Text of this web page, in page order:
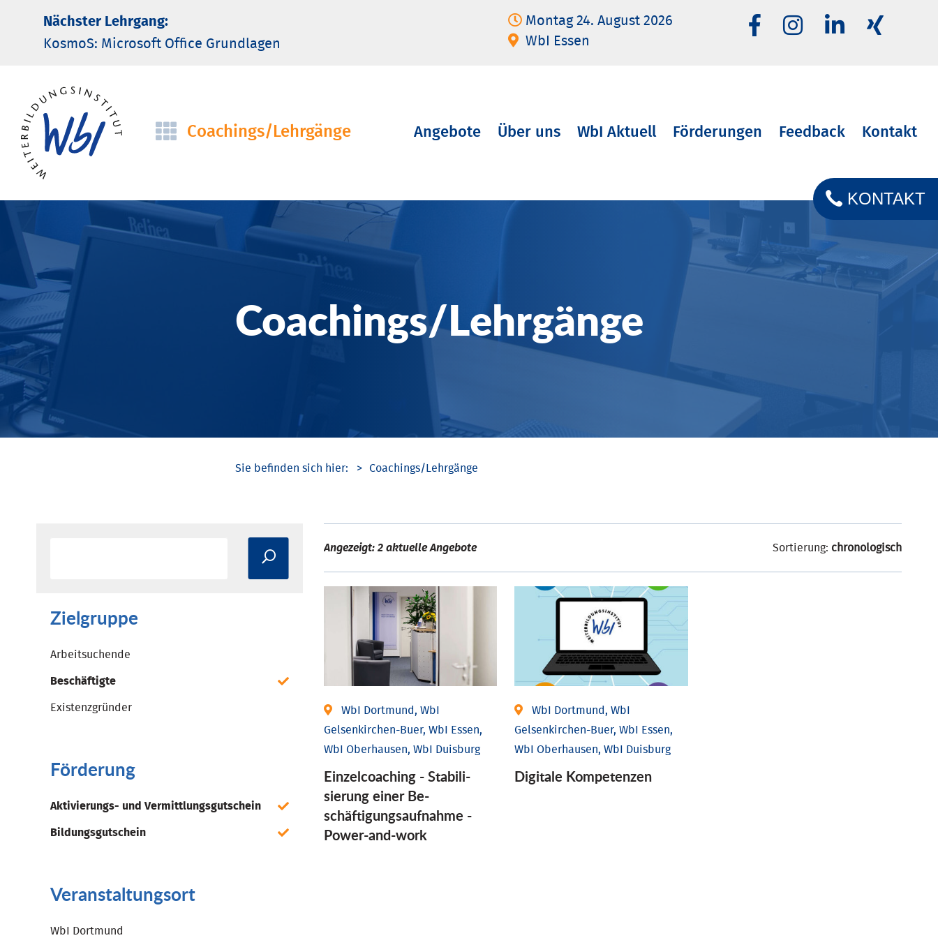
Nächster Lehrgang:
KosmoS: Microsoft Office Grund­lagen
Montag 24. August 2026
WbI Essen
Navigation
Coachings/­Lehrgänge
Navigation
Angebote Über uns WbI Aktuell Förderungen Feedback Kontakt
Coachings/­Lehrgänge
KONTAKT
Coachings/­Lehrgänge
Zielgruppe
Arbeitsuchende
Beschäftigte
Existenzgründer
Förderung
Aktivierungs- und Vermittlungsgutschein
Bildungsgutschein
Veranstaltungsort
WbI Dortmund
Angezeigt: 2 aktuelle Angebote Sortierung: chronologisch
WbI Dortmund, WbI
Gelsenkirchen-Buer, WbI Essen,
WbI Oberhausen, WbI Duisburg
Einzel­coaching - Stabili­
sierung einer Be­
schäftigungs­aufnahme -
Power-and-work
WbI Dortmund, WbI
Gelsenkirchen-Buer, WbI Essen,
WbI Oberhausen, WbI Duisburg
Digitale Kompetenzen